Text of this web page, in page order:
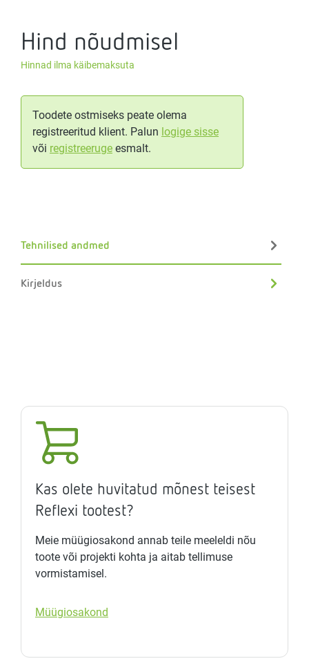
Hind nõudmisel
Hinnad ilma käibemaksuta
Toodete ostmiseks peate olema
registreeritud klient. Palun logige sisse
või registreeruge esmalt.
Tehnilised andmed
Kirjeldus
Kas olete huvitatud mõnest teisest
Reflexi tootest?
Meie müügiosakond annab teile meeleldi nõu
toote või projekti kohta ja aitab tellimuse
vormistamisel.
Müügiosakond